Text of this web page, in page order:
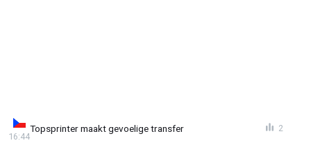
Topsprinter maakt gevoelige transfer
16:44
2